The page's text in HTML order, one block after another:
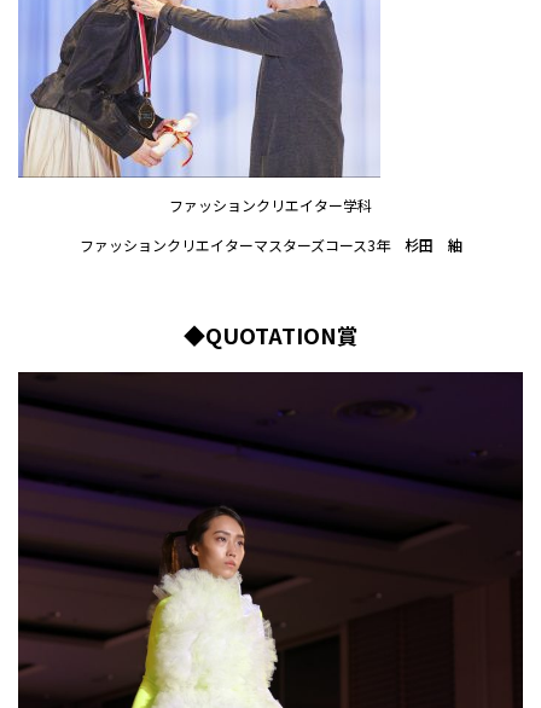
ファッションクリエイター学科
ファッションクリエイターマスターズコース3年 杉田 紬
◆QUOTATION賞